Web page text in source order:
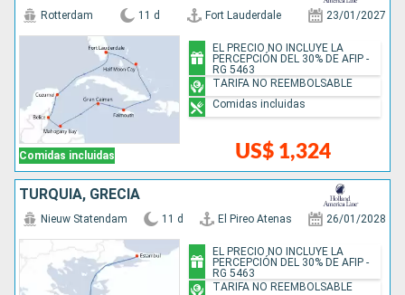
Comidas incluidas
Rotterdam 11 d Fort Lauderdale 23/01/2027
US$ 1,324
EL PRECIO NO INCLUYE LA
PERCEPCIÓN DEL 30% DE AFIP -
RG 5463
TARIFA NO REEMBOLSABLE
Comidas incluidas
TURQUÍA, GRECIA
Nieuw Statendam 11 d El Pireo Atenas 26/01/2028
EL PRECIO NO INCLUYE LA
PERCEPCIÓN DEL 30% DE AFIP -
RG 5463
TARIFA NO REEMBOLSABLE